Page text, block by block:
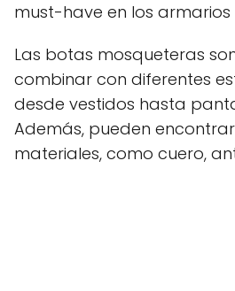
must-have en los armarios
Las botas mosqueteras
combinar con diferentes
desde vestidos hasta
Además, pueden
materiales, como cuero,